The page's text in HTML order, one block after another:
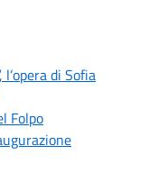
di Sofia
Folpo